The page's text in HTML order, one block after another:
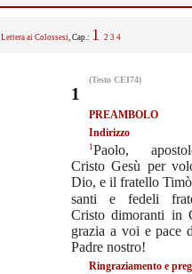
Lettera ai Colossesi, Cap.: 1 2 3 4
(Testo CEI74)
1
PREAMBOLO
Indirizzo
1Paolo,
Cristo Gesù per
Dio, e il fratello
santi e fedeli
Cristo dimoranti in
grazia a voi e pace
Padre nostro!
Ringraziamento e